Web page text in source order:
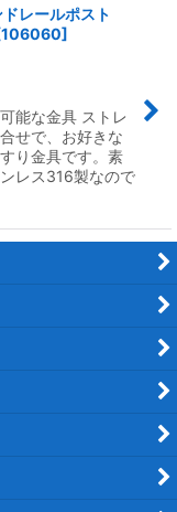
レールポスト
106060]
能な金具 ストレ
せで、お好きな
り金具です。素
レス316製なので